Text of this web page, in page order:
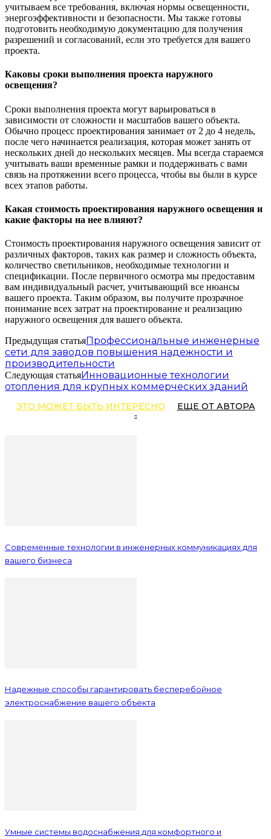
учитываем все требования, включая нормы освещенности,
энергоэффективности и безопасности. Мы также готовы
подготовить необходимую документацию для получения
разрешений и согласований, если это требуется для вашего
проекта.
Каковы сроки выполнения проекта наружного
освещения?
Сроки выполнения проекта могут варьироваться в
зависимости от сложности и масштабов вашего объекта.
Обычно процесс проектирования занимает от 2 до 4 недель,
после чего начинается реализация, которая может занять от
нескольких дней до нескольких месяцев. Мы всегда стараемся
учитывать ваши временные рамки и поддерживать с вами
связь на протяжении всего процесса, чтобы вы были в курсе
всех этапов работы.
Какая стоимость проектирования наружного освещения и
какие факторы на нее влияют?
Стоимость проектирования наружного освещения зависит от
различных факторов, таких как размер и сложность объекта,
количество светильников, необходимые технологии и
спецификации. После первичного осмотра мы предоставим
вам индивидуальный расчет, учитывающий все нюансы
вашего проекта. Таким образом, вы получите прозрачное
понимание всех затрат на проектирование и реализацию
наружного освещения для вашего объекта.
Предыдущая статьяПрофессиональные инженерные
сети для заводов повышения надежности и
производительности
Следующая статьяИнновационные технологии
отопления для крупных коммерческих зданий
ЭТО МОЖЕТ БЫТЬ ИНТЕРЕСНО ЕЩЕ ОТ АВТОРА
Современные технологии в инженерных коммуникациях для
вашего бизнеса
Надежные способы гарантировать бесперебойное
электроснабжение вашего объекта
Умные системы водоснабжения для комфортного и